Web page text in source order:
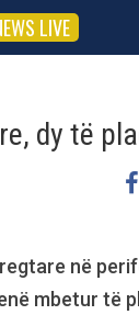
LIVE
dy të
në
mbetur të